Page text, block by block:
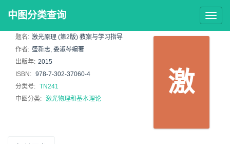
中图分类查询
激
题名: 激光原理 (第2版) 教案与学习指导
作者: 盛新志, 娄淑琴编著
出版年: 2015
ISBN: 978-7-302-37060-4
分类号: TN241
中图分类: 激光物理和基本理论